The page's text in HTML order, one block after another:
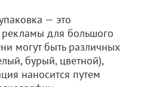
— это
для большого
могут быть различных
бурый, цветной),
наносится путем